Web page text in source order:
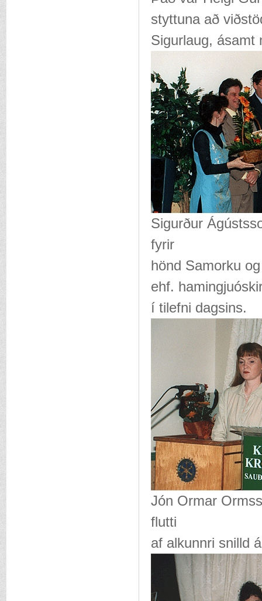
styttuna að
Sigurlaug, ásamt
Sigurður
fyrir
hönd Samorku
ehf.
í tilefni dagsins.
Jón Ormar
flutti
af alkunnri snilld